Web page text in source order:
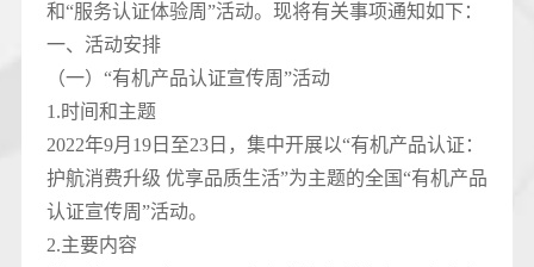
和“服务认证体验周”活动。现将有关事项通知如下：
一、活动安排
（一）“有机产品认证宣传周”活动
1.时间和主题
2022年9月19日至23日，集中开展以“有机产品认证：
护航消费升级 优享品质生活”为主题的全国“有机产品
认证宣传周”活动。
2.主要内容